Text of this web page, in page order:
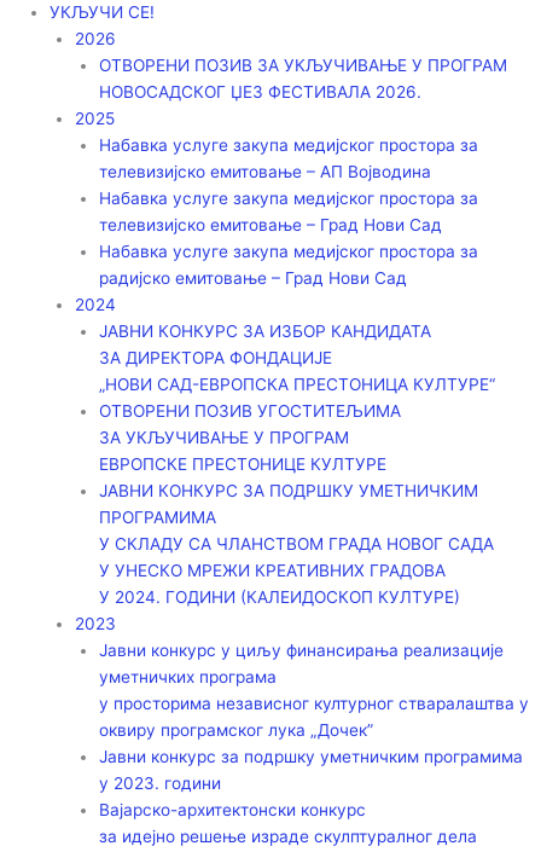
УКЉУЧИ СЕ!
2026
ОТВОРЕНИ ПОЗИВ ЗА УКЉУЧИВАЊЕ У ПРОГРАМ
НОВОСАДСКОГ ЏЕЗ ФЕСТИВАЛА 2026.
2025
Набавка услуге закупа медијског простора за
телевизијско емитовање – АП Војводинa
Набавка услуге закупа медијског простора за
телевизијско емитовање – Град Нови Сад
Набавка услуге закупа медијског простора за
радијско емитовање – Град Нови Сад
2024
ЈАВНИ КОНКУРС ЗА ИЗБОР КАНДИДАТА
ЗА ДИРЕКТОРА ФОНДАЦИЈЕ
„НОВИ САД-ЕВРОПСКА ПРЕСТОНИЦА КУЛТУРЕ“
ОТВОРЕНИ ПОЗИВ УГОСТИТЕЉИМА
ЗА УКЉУЧИВАЊЕ У ПРОГРАМ
ЕВРОПСКЕ ПРЕСТОНИЦЕ КУЛТУРЕ
ЈАВНИ КОНКУРС ЗА ПОДРШКУ УМЕТНИЧКИМ
ПРОГРАМИМА
У СКЛАДУ СА ЧЛАНСТВОМ ГРАДА НОВОГ САДА
У УНЕСКО МРЕЖИ КРЕАТИВНИХ ГРАДОВА
У 2024. ГОДИНИ (КАЛЕИДОСКОП КУЛТУРЕ)
2023
Јавни конкурс у циљу финансирања реализације
уметничких програма
у просторима независног културног стваралаштва у
оквиру програмског лука „Дочек”
Јавни конкурс за подршку уметничким програмима
у 2023. години
Вајарско-архитектонски конкурс
за идејно решење израде скулптуралног дела